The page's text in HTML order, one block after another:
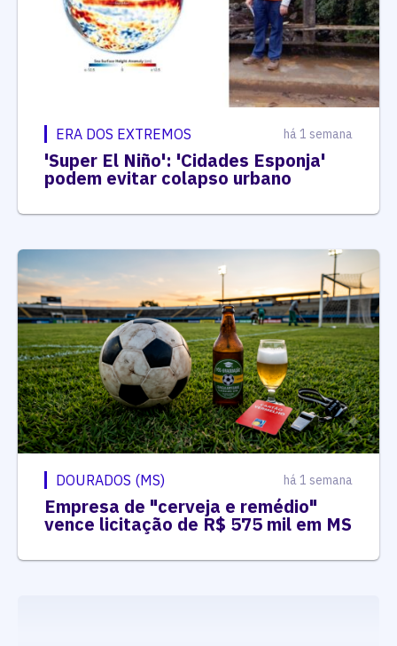
ERA DOS EXTREMOS há 1 semana
'Super El Niño': 'Cidades Esponja'
podem evitar colapso urbano
DOURADOS (MS) há 1 semana
Empresa de "cerveja e remédio"
vence licitação de R$ 575 mil em MS